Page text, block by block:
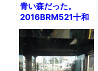
青い森だった。
2016BRM521十和
田クラシック200